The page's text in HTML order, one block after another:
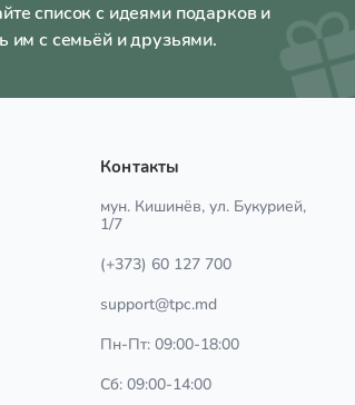
список с идеями подарков и
им с семьёй и друзьями.
Контакты
мун. Кишинёв, ул. Букурией,
1/7
(+373) 60 127 700
support@tpc.md
Пн-Пт: 09:00-18:00
Сб: 09:00-14:00